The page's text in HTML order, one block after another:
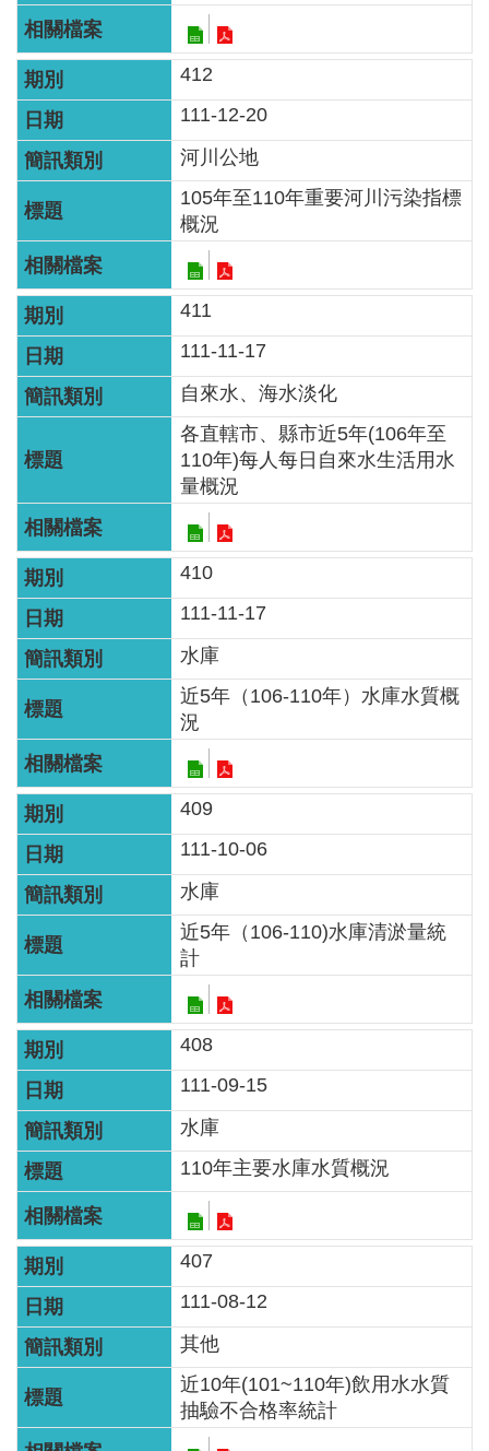
網
站
資
料
開
放
宣
告
隱
私
權
保
護
政
能
服
務
台
412
111-12-20
河川公地
105年至110年重要河川污染指標
概況
411
111-11-17
自來水、海水淡化
各直轄市、縣市近5年(106年至
110年)每人每日自來水生活用水
量概況
410
111-11-17
水庫
近5年（106-110年）水庫水質概
況
409
111-10-06
水庫
近5年（106-110)水庫清淤量統
計
408
111-09-15
水庫
110年主要水庫水質概況
407
111-08-12
其他
近10年(101~110年)飲用水水質
抽驗不合格率統計